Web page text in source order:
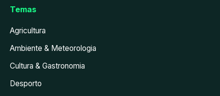
Temas
Agricultura
Ambiente & Meteorologia
Cultura & Gastronomia
Desporto